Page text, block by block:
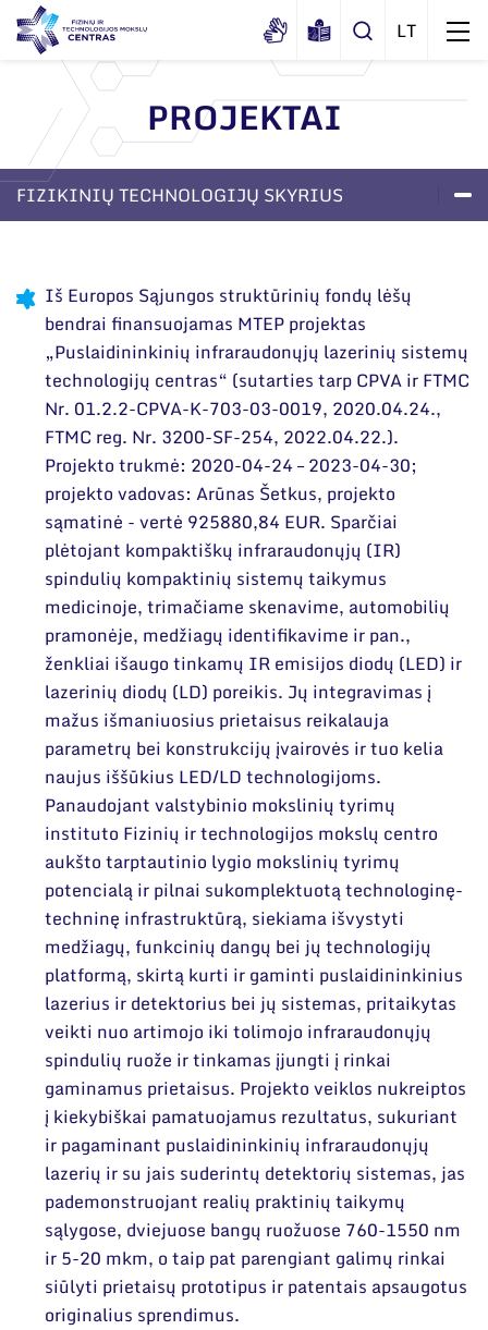
Apie mus
Dokumentai
Korupcijos prevencija
Duomenų apsauga
Darbuotojams
Nuorodos
Narystė nacionalinėse ir tarptautinėse
organizacijose bei asociacijose
Struktūra
Administraciniai skyriai
Moksliniai skyriai
Mokslo taryba
Tarptautinė patarėjų taryba
Mokslininkai emeritai
Renginiai
Tinklalaidės
Leidiniai
Bendri rekvizitai
Administracija
Darbuotojų kontaktai
PROJEKTAI
FIZIKINIŲ TECHNOLOGIJŲ SKYRIUS
Iš Europos Sąjungos struktūrinių fondų lėšų
bendrai finansuojamas MTEP projektas
„Puslaidininkinių infraraudonųjų lazerinių sistemų
technologijų centras“ (sutarties tarp CPVA ir FTMC
Nr. 01.2.2-CPVA-K-703-03-0019, 2020.04.24.,
FTMC reg. Nr. 3200-SF-254, 2022.04.22.).
Projekto trukmė: 2020-04-24 – 2023-04-30;
projekto vadovas: Arūnas Šetkus, projekto
sąmatinė - vertė 925880,84 EUR. Sparčiai
plėtojant kompaktiškų infraraudonųjų (IR)
spindulių kompaktinių sistemų taikymus
medicinoje, trimačiame skenavime, automobilių
pramonėje, medžiagų identifikavime ir pan.,
ženkliai išaugo tinkamų IR emisijos diodų (LED) ir
lazerinių diodų (LD) poreikis. Jų integravimas į
mažus išmaniuosius prietaisus reikalauja
parametrų bei konstrukcijų įvairovės ir tuo kelia
naujus iššūkius LED/LD technologijoms.
Panaudojant valstybinio mokslinių tyrimų
instituto Fizinių ir technologijos mokslų centro
aukšto tarptautinio lygio mokslinių tyrimų
potencialą ir pilnai sukomplektuotą technologinę-
techninę infrastruktūrą, siekiama išvystyti
medžiagų, funkcinių dangų bei jų technologijų
platformą, skirtą kurti ir gaminti puslaidininkinius
lazerius ir detektorius bei jų sistemas, pritaikytas
veikti nuo artimojo iki tolimojo infraraudonųjų
spindulių ruože ir tinkamas įjungti į rinkai
gaminamus prietaisus. Projekto veiklos nukreiptos
į kiekybiškai pamatuojamus rezultatus, sukuriant
ir pagaminant puslaidininkinių infraraudonųjų
lazerių ir su jais suderintų detektorių sistemas, jas
pademonstruojant realių praktinių taikymų
sąlygose, dviejuose bangų ruožuose 760-1550 nm
ir 5-20 mkm, o taip pat parengiant galimų rinkai
siūlyti prietaisų prototipus ir patentais apsaugotus
originalius sprendimus.